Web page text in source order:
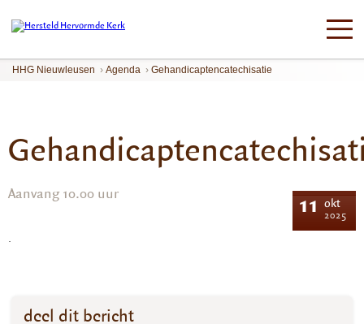
HHG Nieuwleusen › Agenda › Gehandicaptencatechisatie
Aanvang 10.00 uur 11 okt
2025
.
deel dit bericht